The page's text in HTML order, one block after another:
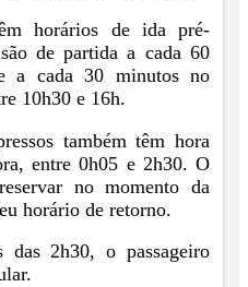
horários de ida pré-
de partida a cada 60
a cada 30 minutos no
10h30 e 16h.
também têm hora
entre 0h05 e 2h30. O
no momento da
horário de retorno.
2h30, o passageiro